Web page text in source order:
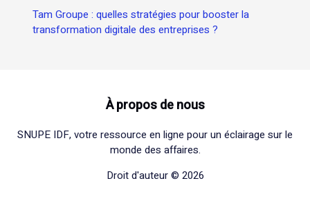
Tam Groupe : quelles stratégies pour booster la
transformation digitale des entreprises ?
À propos de nous
SNUPE IDF, votre ressource en ligne pour un éclairage sur le
monde des affaires.
Droit d'auteur © 2026